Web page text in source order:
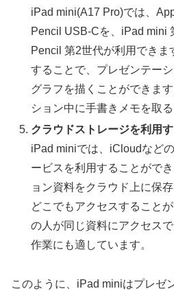
iPad mini(A17 Pro)では、
Pencil USB-Cを、iPad mini
Pencil 第2世代が利用できま
することで、プレゼンテー
グラフを描くことができま
ション中に手書きメモを取
クラウドストレージを利用
iPad miniでは、iCloudなど
ービスを利用することがで
ョン資料をクラウド上に保
どこでもアクセスすること
の人が同じ資料にアクセス
作業にも適しています。
このように、iPad miniはプレゼ